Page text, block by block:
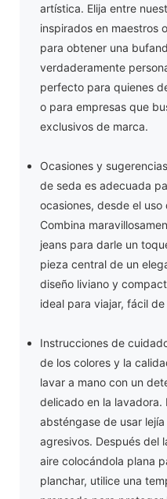
artística. Elija entre
inspirados en maestros
para obtener una
verdaderamente
perfecto para quienes
o para empresas que
exclusivos de marca.
Ocasiones y
de seda es adecuada
ocasiones, desde el
Combina
jeans para darle un
pieza central de un
diseño liviano y
ideal para viajar, fácil
Instrucciones de
de los colores y la
lavar a mano con un
delicado en la lavadora.
absténgase de usar
agresivos. Después del
aire colocándola plana
planchar, utilice una